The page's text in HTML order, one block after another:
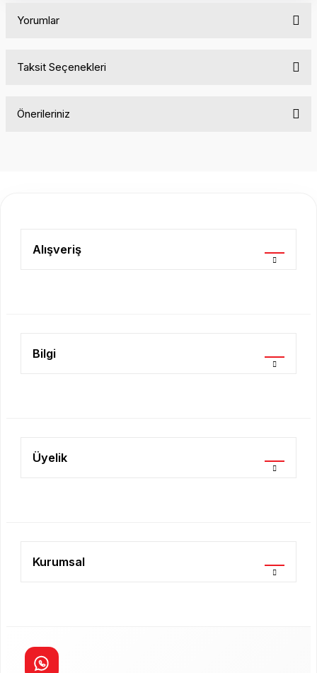
Yorumlar
Taksit Seçenekleri
Önerileriniz
Ürün açıklamasında eksik bilgiler bulunuyor.
Alışveriş
Bilgi
Üyelik
Kurumsal